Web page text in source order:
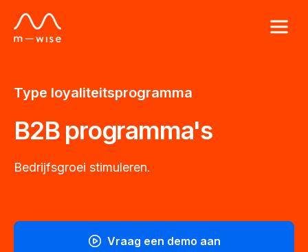
Type loyaliteitsprogramma
B2B programma's
Bedrijfsgroei stimuleren.
Vraag een demo aan